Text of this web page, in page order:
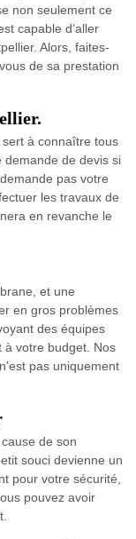
non seulement ce
capable d’aller
Alors, faites-
de sa prestation
à connaître tous
demande de devis si
pas votre
les travaux de
en revanche le
et une
en gros problèmes
des équipes
à votre budget. Nos
pas uniquement
de son
souci devienne un
pour votre sécurité,
pouvez avoir